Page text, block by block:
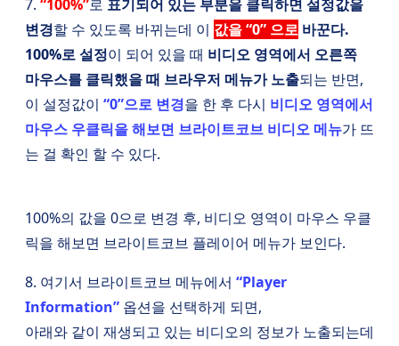
7. “100%”로 표기되어 있는 부분을 클릭하면 설정값을
변경할 수 있도록 바뀌는데 이 값을 “0” 으로 바꾼다.
100%로 설정이 되어 있을 때 비디오 영역에서 오른쪽
마우스를 클릭했을 때 브라우저 메뉴가 노출되는 반면,
이 설정값이 “0”으로 변경을 한 후 다시 비디오 영역에서
마우스 우클릭을 해보면 브라이트코브 비디오 메뉴가 뜨
는 걸 확인 할 수 있다.
100%의 값을 0으로 변경 후, 비디오 영역이 마우스 우클
릭을 해보면 브라이트코브 플레이어 메뉴가 보인다.
8. 여기서 브라이트코브 메뉴에서 “Player
Information” 옵션을 선택하게 되면,
아래와 같이 재생되고 있는 비디오의 정보가 노출되는데